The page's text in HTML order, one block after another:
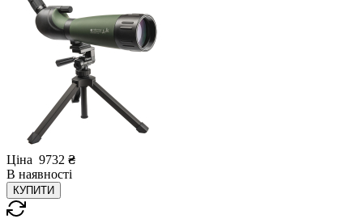
Ціна 9732 ₴
В наявності
КУПИТИ